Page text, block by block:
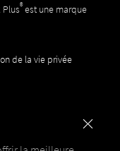
Plus®est une marque
de la vie privée